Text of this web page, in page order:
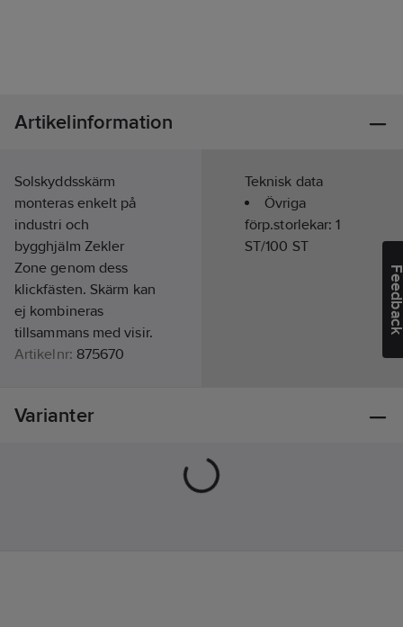
Artikelinformation
Solskyddsskärm
monteras enkelt på
industri och
bygghjälm Zekler
Zone genom dess
klickfästen. Skärm kan
ej kombineras
tillsammans med visir.
Artikelnr: 875670
Ean
Teknisk data
Övriga
förp.storlekar:1
ST/100 ST
Varianter